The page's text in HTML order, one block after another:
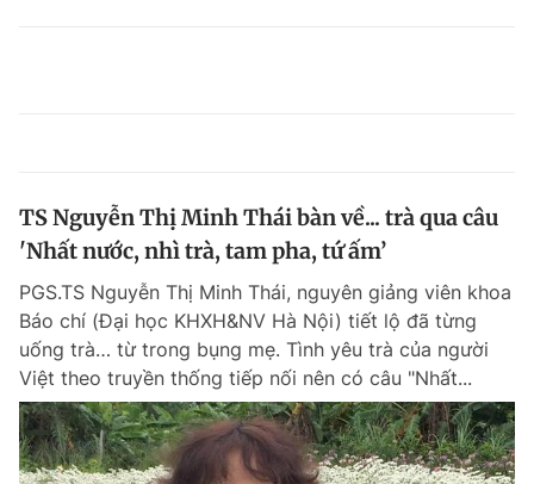
TS Nguyễn Thị Minh Thái bàn về... trà qua câu
'Nhất nước, nhì trà, tam pha, tứ ấm’
PGS.TS Nguyễn Thị Minh Thái, nguyên giảng viên khoa
Báo chí (Đại học KHXH&NV Hà Nội) tiết lộ đã từng
uống trà… từ trong bụng mẹ. Tình yêu trà của người
Việt theo truyền thống tiếp nối nên có câu "Nhất...